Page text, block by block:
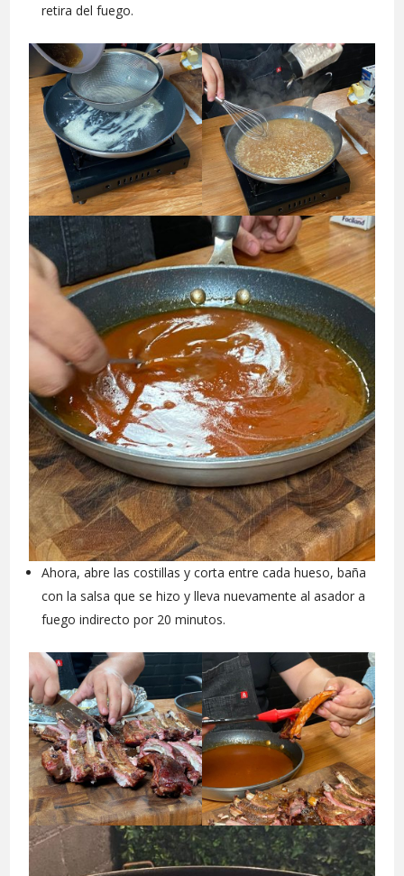
retira del fuego.
Ahora, abre las costillas y corta entre cada hueso, baña
con la salsa que se hizo y lleva nuevamente al asador a
fuego indirecto por 20 minutos.